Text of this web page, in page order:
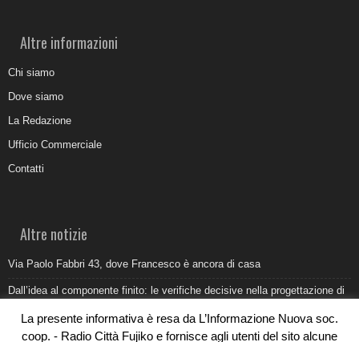
Altre informazioni
Chi siamo
Dove siamo
La Redazione
Ufficio Commerciale
Contatti
Altre notizie
Via Paolo Fabbri 43, dove Francesco è ancora di casa
Dall’idea al componente finito: le verifiche decisive nella progettazione di
Belvedere Marittimo e il report ARPACAL 2026 sulla qualità del mare
La presente informativa è resa da L’Informazione Nuova soc.
coop. - Radio Città Fujiko e fornisce agli utenti del sito alcune